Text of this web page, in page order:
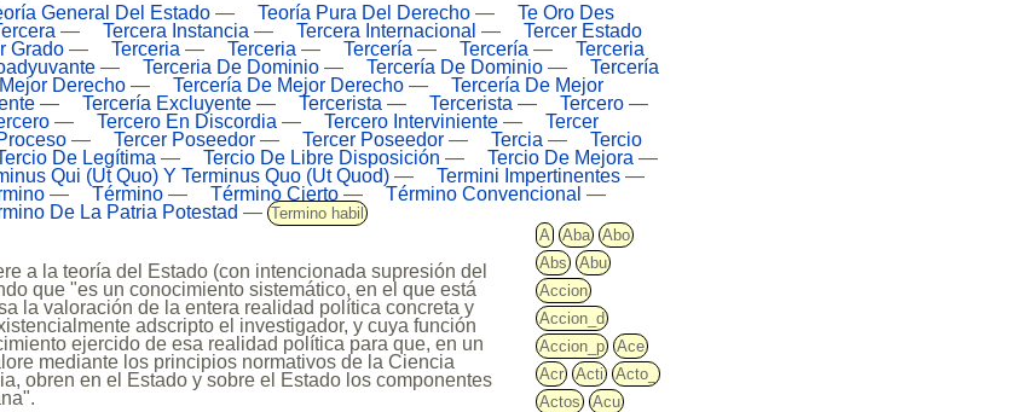
General Del Estado — Teoría Pura Del Derecho —
Te Oro Des
— Tercera Instancia — Tercera Internacional —
Tercer Estado
Grado — Terceria — Terceria — Tercería — Tercería —
Terceria
— Terceria De Dominio — Tercería De Dominio —
Tercería
Derecho — Tercería De Mejor Derecho —
Tercería De Mejor
— Tercería Excluyente — Tercerista — Tercerista — Tercero —
— Tercero En Discordia — Tercero Interviniente —
Tercer
— Tercer Poseedor — Tercer Poseedor — Tercia —
Tercio
De Legítima — Tercio De Libre Disposición — Tercio De Mejora —
Qui (Ut Quo) Y Terminus Quo (Ut Quod) — Termini Impertinentes —
— Término — Término Cierto — Término Convencional —
De La Patria Potestad — Termino habil
A
Aba
Abo
Abs
Abu
Accion
Accion_d
Accion_p
Ace
Acr
Acti
Acto_
Actos
Acu
a la teoría del Estado (con intencionada supresión del
que "es un conocimiento sistemático, en el que está
la valoración de la entera realidad política concreta y
adscripto el investigador, y cuya función
ejercido de esa realidad política para que, en un
mediante los principios normativos de la Ciencia
obren en el Estado y sobre el Estado los componentes